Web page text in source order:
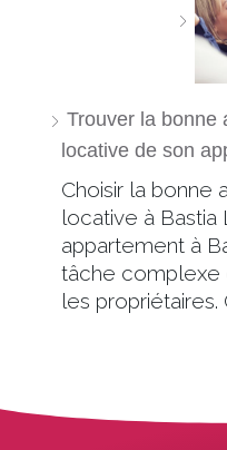
Trouver la bonne
locative de son
Choisir la bonne
locative à Bastia
appartement à
tâche complexe
les propriétaires.